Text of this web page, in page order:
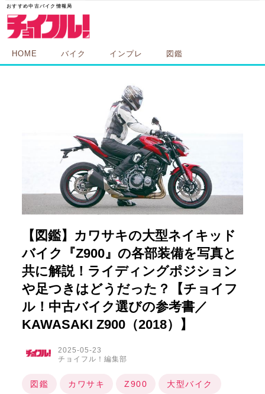
HOME バイク インプレ 図鑑
【図鑑】カワサキの大型ネイキッド
バイク『Z900』の各部装備を写真と
共に解説！ライディングポジション
や足つきはどうだった？【チョイフ
ル！中古バイク選びの参考書／
KAWASAKI Z900（2018）】
2025-05-23
チョイフル！編集部
図鑑 カワサキ Z900 大型バイク